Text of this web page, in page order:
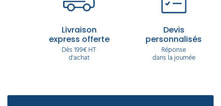
Livraison
express offerte
Dès 199€ HT
d'achat
Devis
personnalisés
Réponse
dans la journée